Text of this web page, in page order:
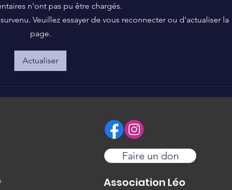
Booder soutient
l'association Léo 🥰
n'ont pas pu être chargés.
Veuillez essayer de vous reconnecter ou d'actualiser la
page.
Actualiser
Faire un don
Association Léo